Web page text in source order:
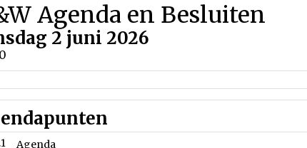
Agenda en Besluiten
2 juni 2026
Agenda